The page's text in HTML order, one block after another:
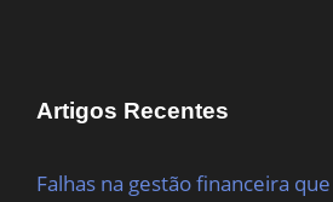
Artigos Recentes
Falhas na gestão financeira